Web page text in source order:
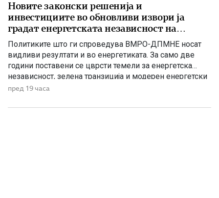
Новите законски решенија и
инвестициите во обновливи извори ја
градат енергетската независност на
Македонија
Политиките што ги спроведува ВМРО-ДПМНЕ носат
видливи резултати и во енергетиката. За само две
години поставени се цврсти темели за енергетска
независност, зелена транзиција и модерен енергетски
систем кој ќе обезбеди сигурност, нови инвестиции и
има нов Закон за енергетика, усогласен со европските
пред 19 часа